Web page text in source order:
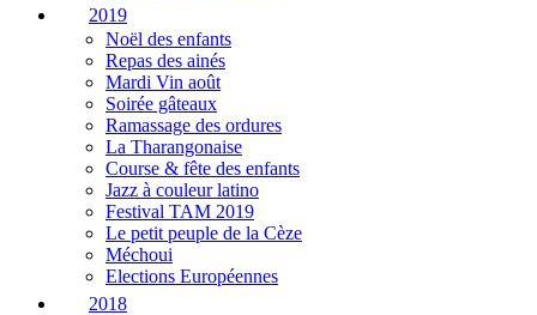
2019
Noël des enfants
Repas des ainés
Mardi Vin août
Soirée gâteaux
Ramassage des ordures
La Tharangonaise
Course & fête des enfants
Jazz à couleur latino
Festival TAM 2019
Le petit peuple de la Cèze
Méchoui
Elections Européennes
2018